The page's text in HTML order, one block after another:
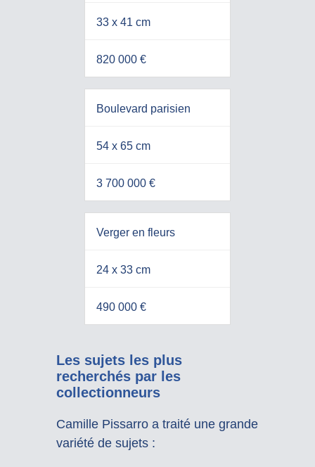
33 x 41 cm
820 000 €
Boulevard parisien
54 x 65 cm
3 700 000 €
Verger en fleurs
24 x 33 cm
490 000 €
Les sujets les plus
recherchés par les
collectionneurs
Camille Pissarro a traité une grande
variété de sujets :